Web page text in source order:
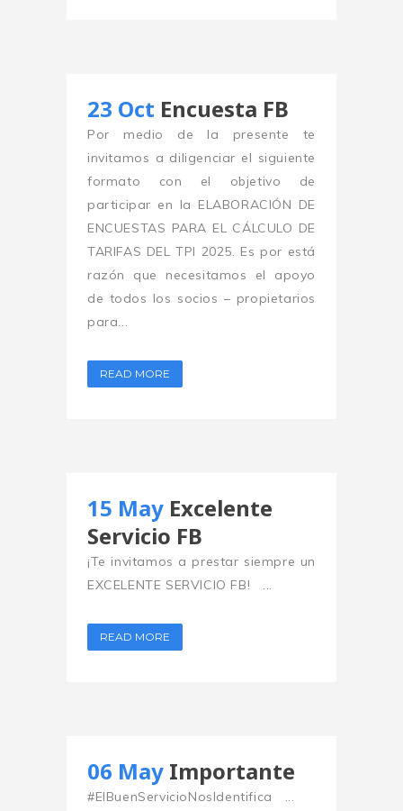
23 Oct Encuesta FB
Por medio de la presente te
invitamos a diligenciar el siguiente
formato con el objetivo de
participar en la ELABORACIÓN DE
ENCUESTAS PARA EL CÁLCULO DE
TARIFAS DEL TPI 2025. Es por está
razón que necesitamos el apoyo
de todos los socios – propietarios
para...
READ MORE
15 May Excelente
Servicio FB
¡Te invitamos a prestar siempre un
EXCELENTE SERVICIO FB! ...
READ MORE
06 May Importante
#ElBuenServicioNosIdentifica ...